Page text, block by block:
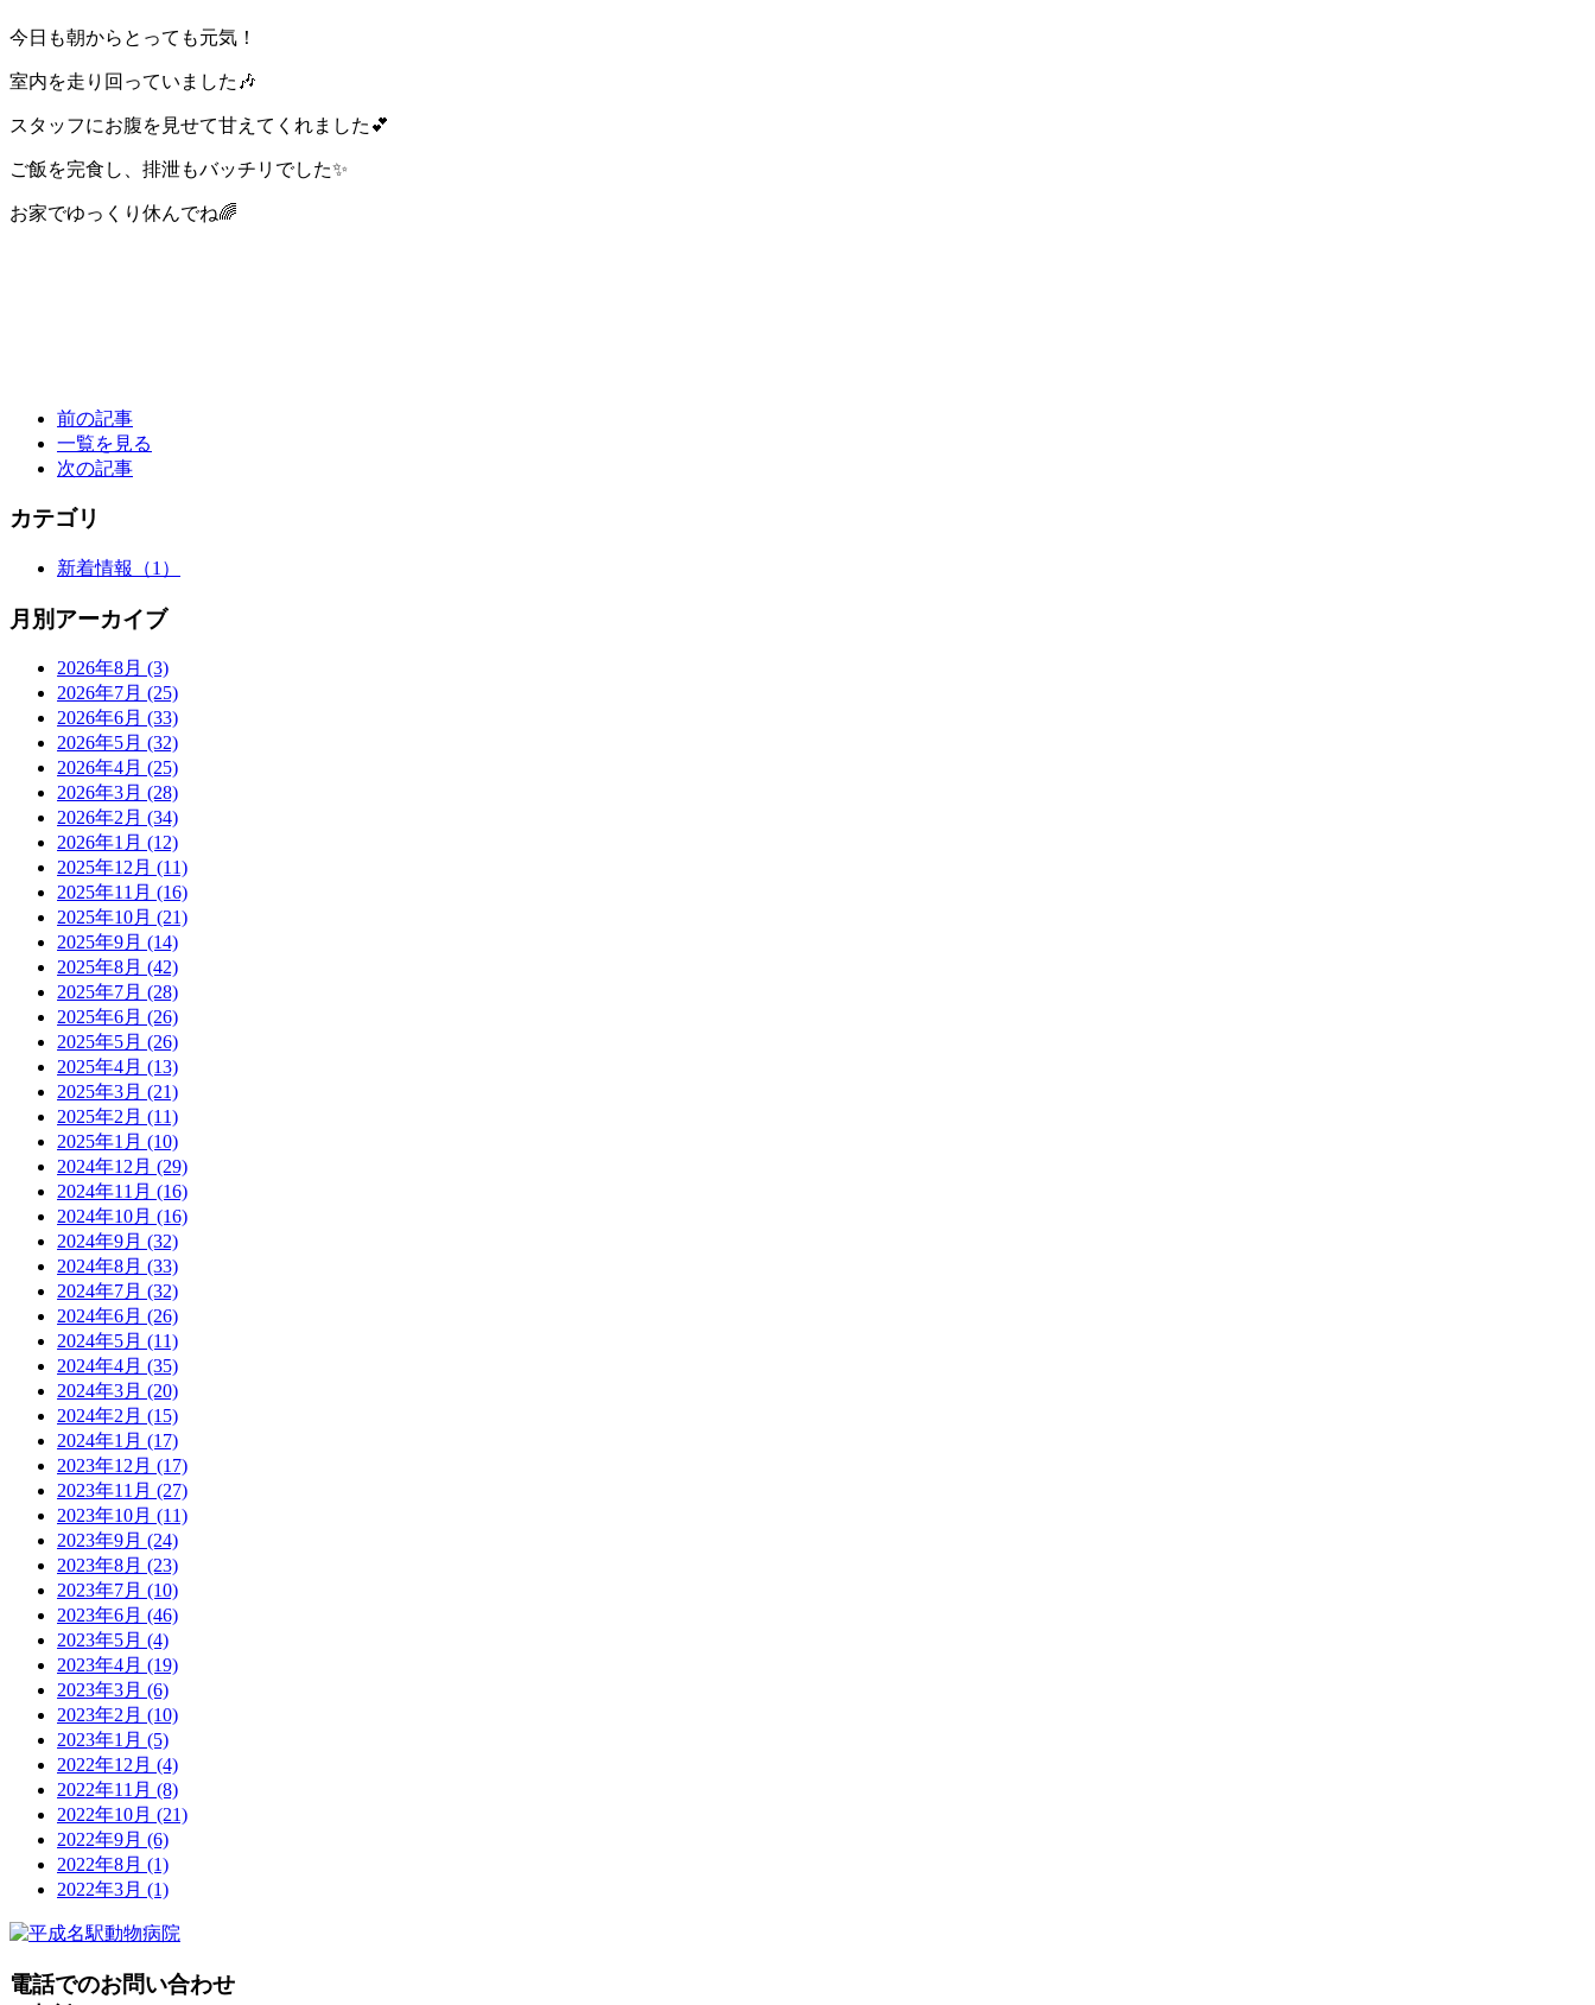
今日も朝からとっても元気！
室内を走り回っていました🎶
スタッフにお腹を見せて甘えてくれました💕
ご飯を完食し、排泄もバッチリでした✨
お家でゆっくり休んでね🌈
前の記事
一覧を見る
次の記事
カテゴリ
新着情報 （1）
月別アーカイブ
2026年8月 (3)
2026年7月 (25)
2026年6月 (33)
2026年5月 (32)
2026年4月 (25)
2026年3月 (28)
2026年2月 (34)
2026年1月 (12)
2025年12月 (11)
2025年11月 (16)
2025年10月 (21)
2025年9月 (14)
2025年8月 (42)
2025年7月 (28)
2025年6月 (26)
2025年5月 (26)
2025年4月 (13)
2025年3月 (21)
2025年2月 (11)
2025年1月 (10)
2024年12月 (29)
2024年11月 (16)
2024年10月 (16)
2024年9月 (32)
2024年8月 (33)
2024年7月 (32)
2024年6月 (26)
2024年5月 (11)
2024年4月 (35)
2024年3月 (20)
2024年2月 (15)
2024年1月 (17)
2023年12月 (17)
2023年11月 (27)
2023年10月 (11)
2023年9月 (24)
2023年8月 (23)
2023年7月 (10)
2023年6月 (46)
2023年5月 (4)
2023年4月 (19)
2023年3月 (6)
2023年2月 (10)
2023年1月 (5)
2022年12月 (4)
2022年11月 (8)
2022年10月 (21)
2022年9月 (6)
2022年8月 (1)
2022年3月 (1)
電話でのお問い合わせ